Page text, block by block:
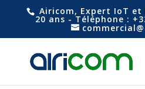
Airicom, Expert IoT et
20 ans - Téléphone :